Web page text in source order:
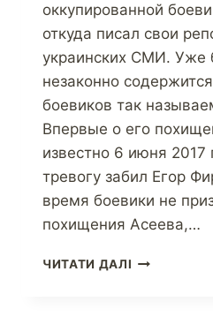
оккупированной
откуда писал свои
украинских СМИ. Уже
незаконно
боевиков так
Впервые о его
известно 6 июня 2017
тревогу забил Егор
время боевики не
похищения Асеева,…
ЧИТАТИ ДАЛІ